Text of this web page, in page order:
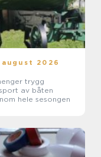
august 2026
trygg
av båten
hele sesongen